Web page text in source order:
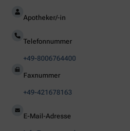
Apotheker/-in
Telefonnummer
+49-8006764400
Faxnummer
+49-421678163
E-Mail-Adresse